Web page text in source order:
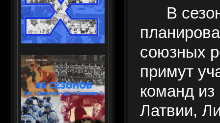
В
союзных
примут
команд
Латвии,